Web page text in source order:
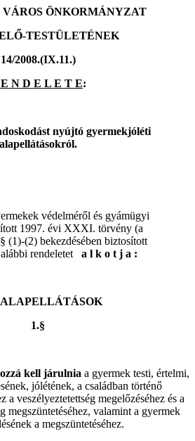
ÖNKORMÁNYZAT
TESTÜLETÉNEK
14/2008.(IX.11.)
N D E L E T E:
nyújtó gyermekjóléti
alapellátásokról.
védelméről és gyámügyi
1997. évi XXXI. törvény (a
(1)-(2) bekezdésében biztosított
rendeletet a l k o t j a :
1.§
kell járulnia a gyermek testi, értelmi,
jólétének, a családban történő
a veszélyeztetettség megelőzéséhez és a
megszüntetéséhez, valamint a gyermek
a megszüntetéséhez.